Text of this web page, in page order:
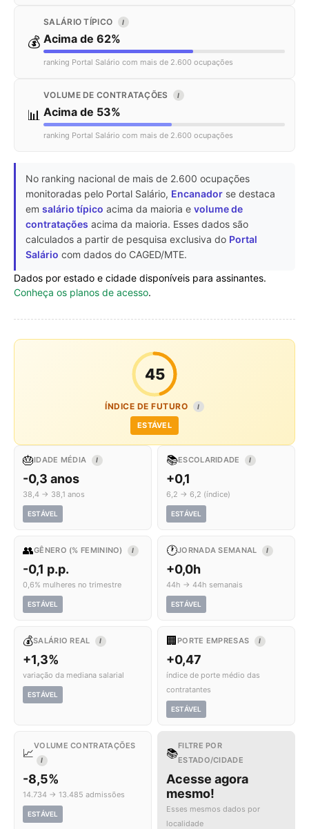
💰
SALÁRIO TÍPICO I
Acima de 62%
ranking Portal Salário com mais de 2.600 ocupações
📊
VOLUME DE CONTRATAÇÕES I
Acima de 53%
ranking Portal Salário com mais de 2.600 ocupações
No ranking nacional de mais de 2.600 ocupações
monitoradas pelo Portal Salário, Encanador se destaca
em salário típico acima da maioria e volume de
contratações acima da maioria. Esses dados são
calculados a partir de pesquisa exclusiva do Portal
Salário com dados do CAGED/MTE.
Dados por estado e cidade disponíveis para assinantes.
Conheça os planos de acesso.
45
ÍNDICE DE FUTURO I
ESTÁVEL
🎂IDADE MÉDIA I
-0,3 anos
38,4 → 38,1 anos
ESTÁVEL
📚ESCOLARIDADE I
+0,1
6,2 → 6,2 (índice)
ESTÁVEL
👥GÊNERO (% FEMININO) I
-0,1 p.p.
0,6% mulheres no trimestre
ESTÁVEL
🕐JORNADA SEMANAL I
+0,0h
44h → 44h semanais
ESTÁVEL
💰SALÁRIO REAL I
+1,3%
variação da mediana salarial
ESTÁVEL
🏢 PORTE EMPRESAS I
+0,47
índice de porte médio das
contratantes
ESTÁVEL
📈
VOLUME CONTRATAÇÕES
I
-8,5%
14.734 → 13.485 admissões
ESTÁVEL
📚
FILTRE POR
ESTADO/CIDADE
Acesse agora
mesmo!
Esses mesmos dados por
localidade